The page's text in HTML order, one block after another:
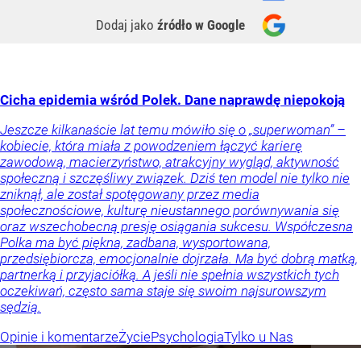
Dodaj jako źródło w Google
Cicha epidemia wśród Polek. Dane naprawdę niepokoją
Jeszcze kilkanaście lat temu mówiło się o „superwoman” –
kobiecie, która miała z powodzeniem łączyć karierę
zawodową, macierzyństwo, atrakcyjny wygląd, aktywność
społeczną i szczęśliwy związek. Dziś ten model nie tylko nie
zniknął, ale został spotęgowany przez media
społecznościowe, kulturę nieustannego porównywania się
oraz wszechobecną presję osiągania sukcesu. Współczesna
Polka ma być piękna, zadbana, wysportowana,
przedsiębiorcza, emocjonalnie dojrzała. Ma być dobrą matką,
partnerką i przyjaciółką. A jeśli nie spełnia wszystkich tych
oczekiwań, często sama staje się swoim najsurowszym
sędzią.
Opinie i komentarzeŻyciePsychologiaTylko u Nas